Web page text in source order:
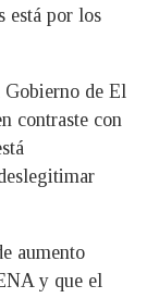
está por los
Gobierno de El
contraste con
aumento
y que el